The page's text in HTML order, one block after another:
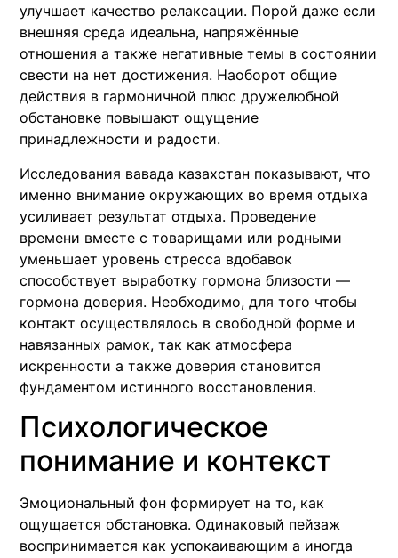
улучшает качество релаксации. Порой даже если
внешняя среда идеальна, напряжённые
отношения а также негативные темы в состоянии
свести на нет достижения. Наоборот общие
действия в гармоничной плюс дружелюбной
обстановке повышают ощущение
принадлежности и радости.
Исследования вавада казахстан показывают, что
именно внимание окружающих во время отдыха
усиливает результат отдыха. Проведение
времени вместе с товарищами или родными
уменьшает уровень стресса вдобавок
способствует выработку гормона близости —
гормона доверия. Необходимо, для того чтобы
контакт осуществлялось в свободной форме и
навязанных рамок, так как атмосфера
искренности а также доверия становится
фундаментом истинного восстановления.
Психологическое
понимание и контекст
Эмоциональный фон формирует на то, как
ощущается обстановка. Одинаковый пейзаж
воспринимается как успокаивающим а иногда